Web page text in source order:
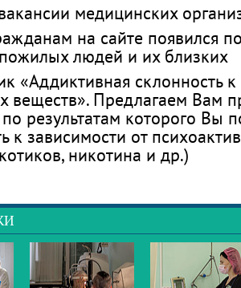
медицинских
на сайте появился
людей и их близких
«Аддиктивная склонность
веществ». Предлагаем Вам
результатам которого Вы
к зависимости от
никотина и др.)